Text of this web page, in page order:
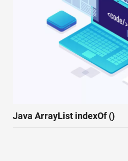
Java ArrayList indexOf ()